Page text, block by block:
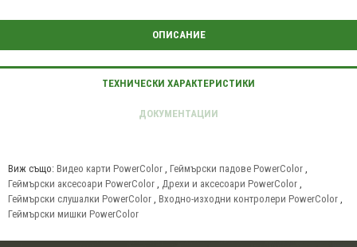
Виж също: Видео карти PowerColor , Геймърски падове PowerColor ,
Геймърски аксесоари PowerColor , Дрехи и аксесоари PowerColor ,
Геймърски слушалки PowerColor , Входно-изходни контролери PowerColor ,
Геймърски мишки PowerColor